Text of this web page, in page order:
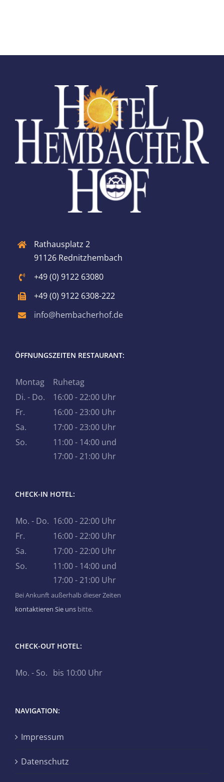
Rathausplatz 2
91126 Rednitzhembach
+49 (0) 9122 63080
+49 (0) 9122 6308-222
info@hembacherhof.de
ÖFFNUNGSZEITEN RESTAURANT:
Montag
Ruhetag
Di. - Do.
16:00 - 22:00 Uhr
Fr.
16:00 - 23:00 Uhr
Sa.
17:00 - 23:00 Uhr
So.
11:00 - 14:00 und
17:00 - 21:00 Uhr
CHECK-IN HOTEL:
Mo. - Do. 16:00 - 22:00 Uhr
Fr.
16:00 - 22:00 Uhr
Sa.
17:00 - 22:00 Uhr
So.
11:00 - 14:00 und
17:00 - 21:00 Uhr
Bei Ankunft außerhalb dieser Zeiten
kontaktieren Sie uns bitte.
CHECK-OUT HOTEL:
Mo. - So. bis 10:00 Uhr
NAVIGATION:
Impressum
Datenschutz